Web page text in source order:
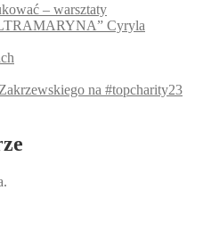
– warsztaty
Cyryla
na #topcharity23